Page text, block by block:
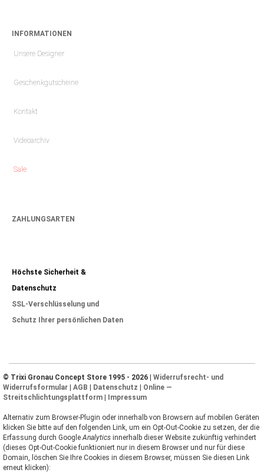
INFORMATIONEN
Unsere Designer
Geschenkgutscheine
Kontakt
Videoarchiv
Sale
ZAHLUNGSARTEN
Höchste Sicherheit &
Datenschutz
SSL-Verschlüsselung und
Schutz Ihrer persönlichen Daten
© Trixi Gronau Concept Store 1995 - 2026 | Widerrufsrecht- und
Widerrufsformular | AGB | Datenschutz | Online —
Streitschlichtungsplattform | Impressum
Alternativ zum Browser-Plugin oder innerhalb von Browsern auf mobilen Geräten
klicken Sie bitte auf den folgenden Link, um ein Opt-Out-Cookie zu setzen, der die
Erfassung durch Google Analytics innerhalb dieser Website zukünftig verhindert
(dieses Opt-Out-Cookie funktioniert nur in diesem Browser und nur für diese
Domain, löschen Sie Ihre Cookies in diesem Browser, müssen Sie diesen Link
erneut klicken):